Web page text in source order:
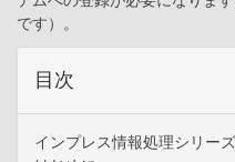
です）。
目次
インプレス情報処理シリー